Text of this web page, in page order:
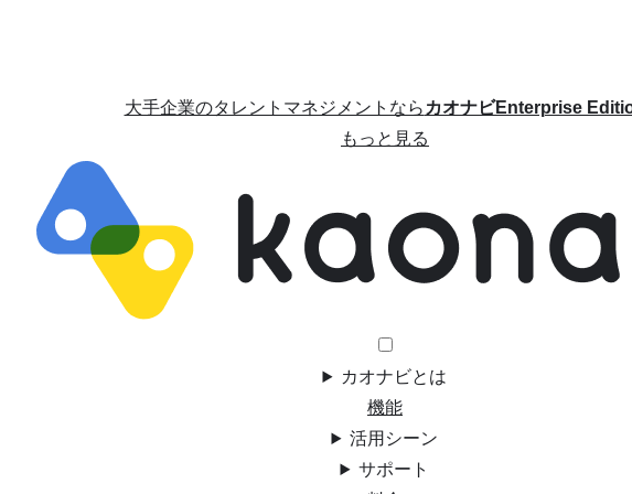
大手企業のタレントマネジメントならカオナビEnterprise
もっと見る
カオナビとは
機能
活用シーン
サポート